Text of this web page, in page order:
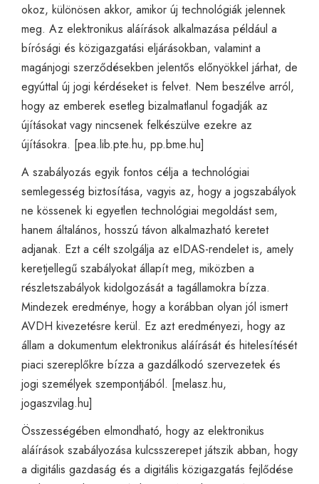
okoz, különösen akkor, amikor új technológiák jelennek
meg. Az elektronikus aláírások alkalmazása például a
bírósági és közigazgatási eljárásokban, valamint a
magánjogi szerződésekben jelentős előnyökkel járhat, de
egyúttal új jogi kérdéseket is felvet. Nem beszélve arról,
hogy az emberek esetleg bizalmatlanul fogadják az
újításokat vagy nincsenek felkészülve ezekre az
újításokra. [pea.lib.pte.hu, pp.bme.hu]
A szabályozás egyik fontos célja a technológiai
semlegesség biztosítása, vagyis az, hogy a jogszabályok
ne kössenek ki egyetlen technológiai megoldást sem,
hanem általános, hosszú távon alkalmazható keretet
adjanak. Ezt a célt szolgálja az eIDAS-rendelet is, amely
keretjellegű szabályokat állapít meg, miközben a
részletszabályok kidolgozását a tagállamokra bízza.
Mindezek eredménye, hogy a korábban olyan jól ismert
AVDH kivezetésre kerül. Ez azt eredményezi, hogy az
állam a dokumentum elektronikus aláírását és hitelesítését
piaci szereplőkre bízza a gazdálkodó szervezetek és
jogi személyek szempontjából. [melasz.hu,
jogaszvilag.hu]
Összességében elmondható, hogy az elektronikus
aláírások szabályozása kulcsszerepet játszik abban, hogy
a digitális gazdaság és a digitális közigazgatás fejlődése